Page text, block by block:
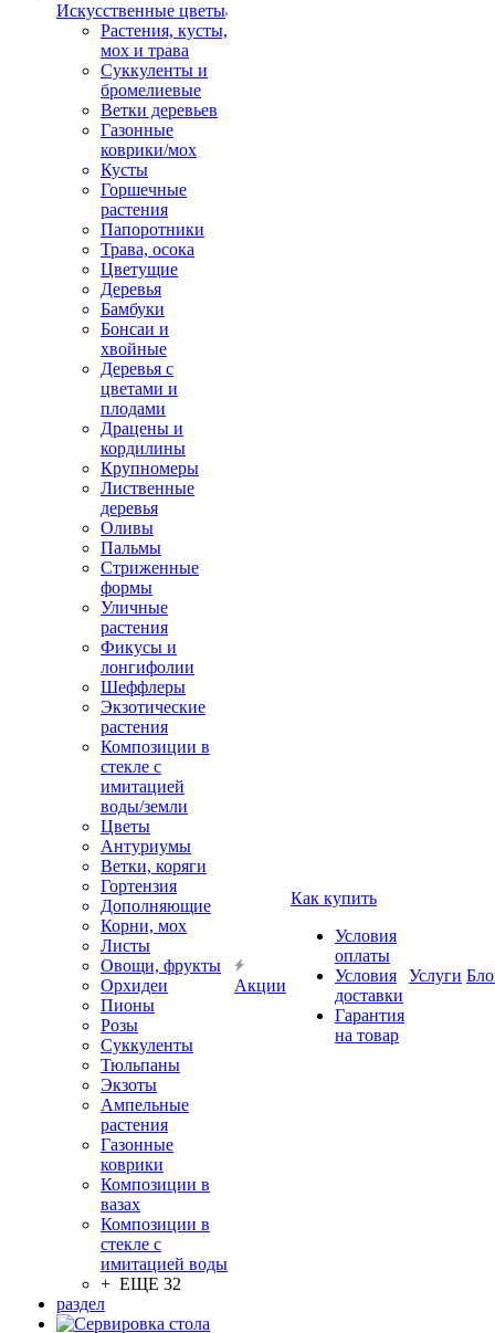
Искусственные цветы
Растения, кусты,
мох и трава
Суккуленты и
бромелиевые
Ветки деревьев
Газонные
коврики/мох
Кусты
Горшечные
растения
Папоротники
Трава, осока
Цветущие
Деревья
Бамбуки
Бонсаи и
хвойные
Деревья с
цветами и
плодами
Драцены и
кордилины
Крупномеры
Лиственные
деревья
Оливы
Пальмы
Стриженные
формы
Уличные
растения
Фикусы и
лонгифолии
Шеффлеры
Экзотические
растения
Композиции в
стекле с
имитацией
воды/земли
Цветы
Антуриумы
Ветки, коряги
Гортензия
Дополняющие
Корни, мох
Листы
Овощи, фрукты
Орхидеи
Пионы
Розы
Суккуленты
Тюльпаны
Экзоты
Ампельные
растения
Газонные
коврики
Композиции в
вазах
Композиции в
стекле с
имитацией воды
+ ЕЩЕ 32
раздел
Акции
Как купить
Условия
оплаты
Условия
доставки
Гарантия
на товар
Услуги